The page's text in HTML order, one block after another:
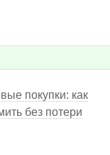
покупки: как
без потери